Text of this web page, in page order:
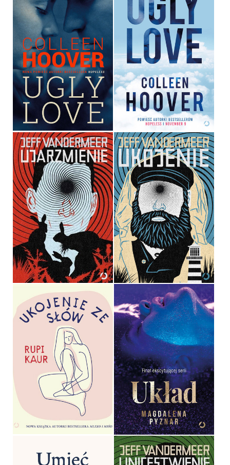
UGLY LOVE
COLLEEN HOOVER
OPRAWA MIĘKKA
36,90 ZŁ
UGLY LOVE
COLLEEN HOOVER
39,90 ZŁ
UJARZMIENIE
JEFF VANDERMEER
OPRAWA MIĘKKA
36,90 ZŁ
UKOJENIE
JEFF VANDERMEER
OPRAWA MIĘKKA
36,90 ZŁ
UKOJENIE ZE SŁÓW
RUPI KAUR
OPRAWA MIĘKKA
49,99 ZŁ
UKŁAD
MAGDALENA PYZNAR
OPRAWA MIĘKKA
49,99 ZŁ